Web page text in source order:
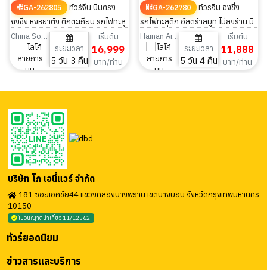
GA-262805
ทัวร์จีน บินตรง
ฉงชิ่ง หงหยาต้ง ตึกตะเกียบ รถไฟทะลุ
ตึก มีฟรีเดย์ 5วัน 3คืน
China Southern Airlines
ระยะเวลา
5 วัน 3 คืน
เริ่มต้น
16,999
บาท/ท่าน
GA-262780
ทัวร์จีน ฉงชิ่ง
รถไฟทะลุตึก อัลตร้าสมูท ไม่ลงร้าน มี
ฟรีเดย์ 5 วัน 4 คืน
Hainan Airlines
ระยะเวลา
5 วัน 4 คืน
เริ่มต้น
11,888
บาท/ท่าน
บริษัท โก เอนี่แวร์ จำกัด
181 ซอยเอกชัย44 แขวงคลองบางพราน เขตบางบอน จังหวัดกรุงเทพมหานคร
10150
ใบอนุญาตนำเที่ยว 11/12562
ข่าวสารและบริการ
ทัวร์ยอดนิยม